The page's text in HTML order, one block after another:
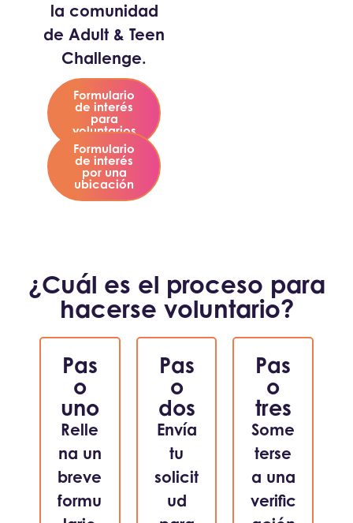
la comunidad
de Adult & Teen
Challenge.
Formulario
de interés
para
voluntarios
Formulario
de interés
por una
ubicación
¿Cuál es el proceso para
hacerse voluntario?
Pas
o
uno
Relle
na un
breve
formu
Pas
o
dos
Envía
tu
solicit
ud
Pas
o
tres
Some
terse
a una
verific